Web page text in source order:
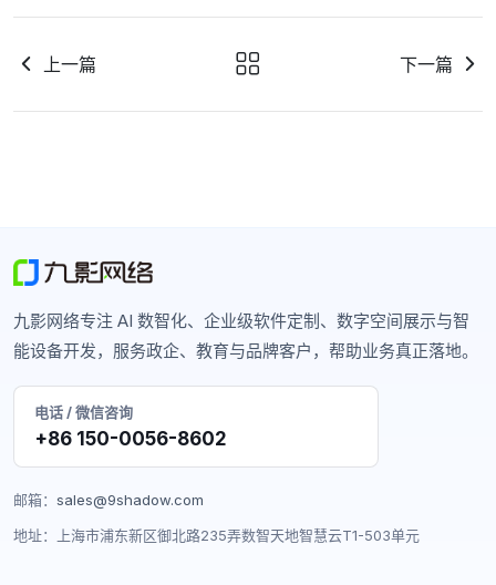
上一篇 下一篇
九影网络专注 AI 数智化、企业级软件定制、数字空间展示与智
能设备开发，服务政企、教育与品牌客户，帮助业务真正落地。
电话 / 微信咨询
+86 150-0056-8602
邮箱： sales@9shadow.com
地址：上海市浦东新区御北路235弄数智天地智慧云T1-503单元